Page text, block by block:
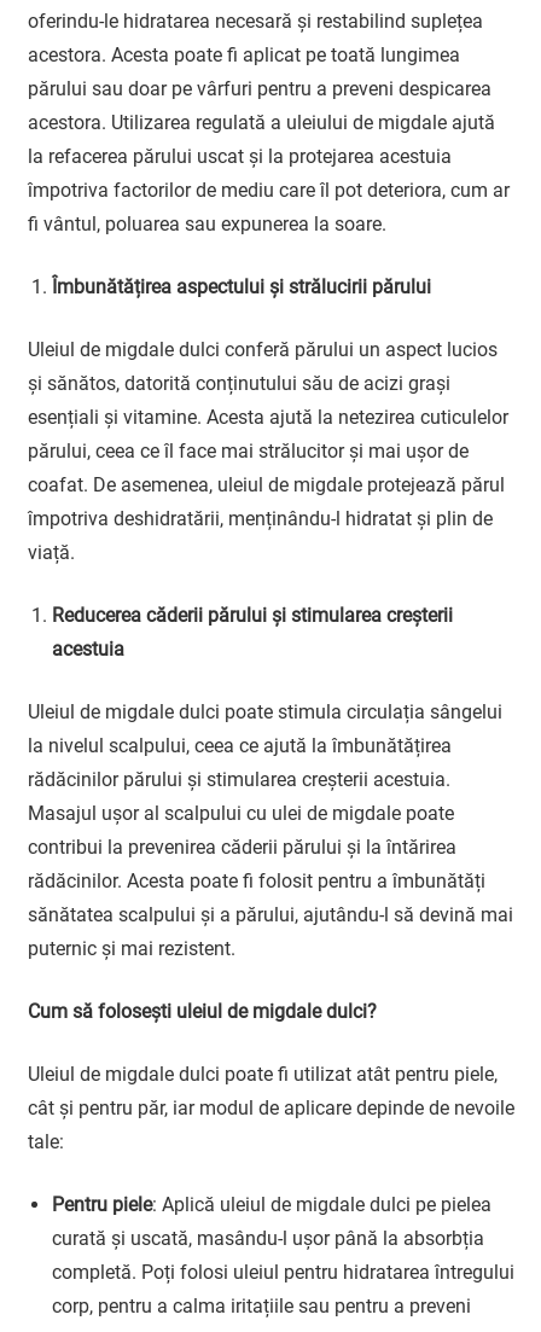
oferindu-le hidratarea necesară și restabilind suplețea
acestora. Acesta poate fi aplicat pe toată lungimea
părului sau doar pe vârfuri pentru a preveni despicarea
acestora. Utilizarea regulată a uleiului de migdale ajută
la refacerea părului uscat și la protejarea acestuia
împotriva factorilor de mediu care îl pot deteriora, cum ar
fi vântul, poluarea sau expunerea la soare.
Îmbunătățirea aspectului și strălucirii părului
Uleiul de migdale dulci conferă părului un aspect lucios
și sănătos, datorită conținutului său de acizi grași
esențiali și vitamine. Acesta ajută la netezirea cuticulelor
părului, ceea ce îl face mai strălucitor și mai ușor de
coafat. De asemenea, uleiul de migdale protejează părul
împotriva deshidratării, menținându-l hidratat și plin de
viață.
Reducerea căderii părului și stimularea creșterii
acestuia
Uleiul de migdale dulci poate stimula circulația sângelui
la nivelul scalpului, ceea ce ajută la îmbunătățirea
rădăcinilor părului și stimularea creșterii acestuia.
Masajul ușor al scalpului cu ulei de migdale poate
contribui la prevenirea căderii părului și la întărirea
rădăcinilor. Acesta poate fi folosit pentru a îmbunătăți
sănătatea scalpului și a părului, ajutându-l să devină mai
puternic și mai rezistent.
Cum să folosești uleiul de migdale dulci?
Uleiul de migdale dulci poate fi utilizat atât pentru piele,
cât și pentru păr, iar modul de aplicare depinde de nevoile
tale:
Pentru piele: Aplică uleiul de migdale dulci pe pielea
curată și uscată, masându-l ușor până la absorbția
completă. Poți folosi uleiul pentru hidratarea întregului
corp, pentru a calma iritațiile sau pentru a preveni